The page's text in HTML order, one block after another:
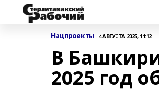
Нацпроекты 4 АВГУСТА 2025, 11:12
В
2025 год